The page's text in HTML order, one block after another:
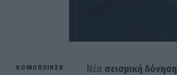
ΚΟΙΝΟΠΟΊΗΣΗ Νέα σεισμική δόνηση